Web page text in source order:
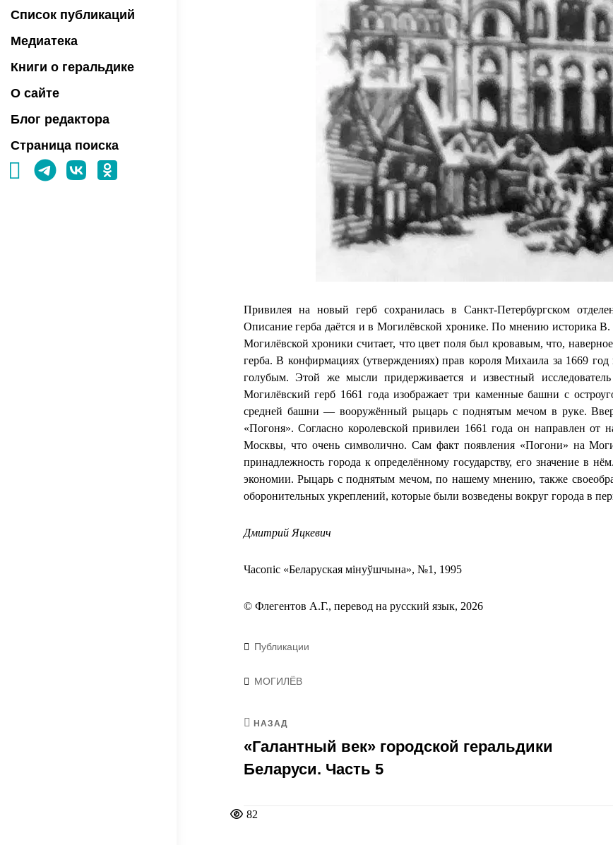
Список публикаций
Медиатека
Книги о геральдике
О сайте
Блог редактора
Страница поиска
Привилея на новый герб сохранилась в Санкт-Петербургском
Описание герба даётся и в Могилёвской хронике. По мнению историка
Могилёвской хроники считает, что цвет поля был кровавым, что,
герба. В конфирмациях (утверждениях) прав короля Михаила за 1669
голубым. Этой же мысли придерживается и известный
Могилёвский герб 1661 года изображает три каменные башни с
средней башни — вооружённый рыцарь с поднятым мечом в руке.
«Погоня». Согласно королевской привилеи 1661 года он направлен
Москвы, что очень символично. Сам факт появления «Погони» на
принадлежность города к определённому государству, его значение в
экономии. Рыцарь с поднятым мечом, по нашему мнению, также
оборонительных укреплений, которые были возведены вокруг города в
Дмитрий Яцкевич
Часопiс «Беларуская мiнуўшчына», №1, 1995
© Флегентов А.Г., перевод на русский язык, 2026
Рубрики
Публикации
Метки
МОГИЛЁВ
НАЗАД
«Галантный век» городской геральдики
Беларуси. Часть 5
82